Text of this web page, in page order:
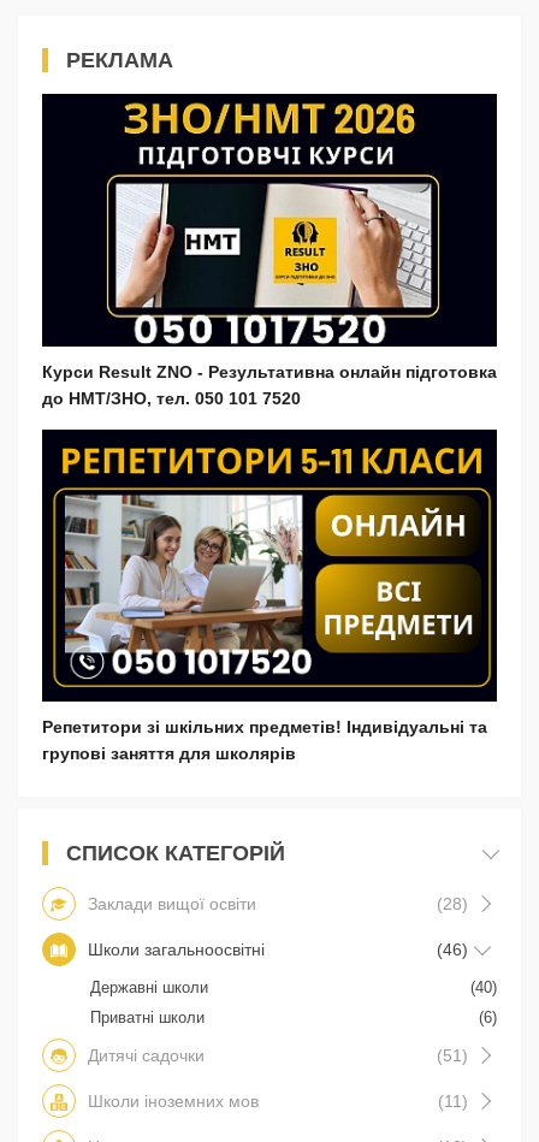
СПИСОК КАТЕГОРІЙ
Заклади вищої освіти (28)
Школи загальноосвітні (46)
Державні школи
(40)
Приватні школи
(6)
Дитячі садочки (51)
Школи іноземних мов (11)
РЕКЛАМА
Курси Result ZNO - Результативна онлайн підготовка
до НМТ/ЗНО, тел. 050 101 7520
Репетитори зі шкільних предметів! Індивідуальні та
групові заняття для школярів